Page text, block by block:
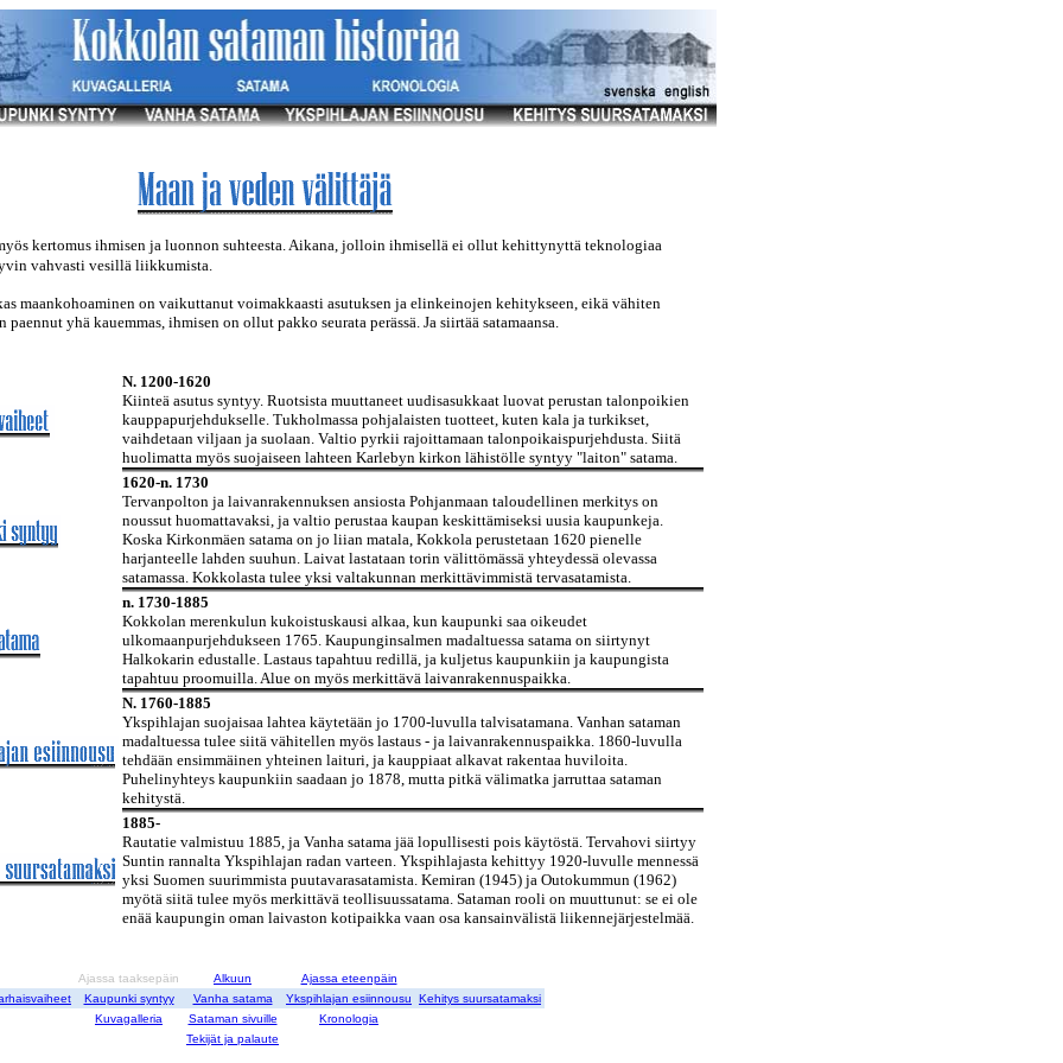
kertomus ihmisen ja luonnon suhteesta. Aikana, jolloin ihmisellä ei ollut kehittynyttä teknologiaa
vahvasti vesillä liikkumista.
maankohoaminen on vaikuttanut voimakkaasti asutuksen ja elinkeinojen kehitykseen, eikä vähiten
yhä kauemmas, ihmisen on ollut pakko seurata perässä. Ja siirtää satamaansa.
N. 1200-1620
Kiinteä asutus syntyy. Ruotsista muuttaneet uudisasukkaat luovat perustan talonpoikien
kauppapurjehdukselle. Tukholmassa pohjalaisten tuotteet, kuten kala ja turkikset,
vaihdetaan viljaan ja suolaan. Valtio pyrkii rajoittamaan talonpoikaispurjehdusta. Siitä
huolimatta myös suojaiseen lahteen Karlebyn kirkon lähistölle syntyy "laiton" satama.
1620-n. 1730
Tervanpolton ja laivanrakennuksen ansiosta Pohjanmaan taloudellinen merkitys on
noussut huomattavaksi, ja valtio perustaa kaupan keskittämiseksi uusia kaupunkeja.
Koska Kirkonmäen satama on jo liian matala, Kokkola perustetaan 1620 pienelle
harjanteelle lahden suuhun. Laivat lastataan torin välittömässä yhteydessä olevassa
satamassa. Kokkolasta tulee yksi valtakunnan merkittävimmistä tervasatamista.
n. 1730-1885
Kokkolan merenkulun kukoistuskausi alkaa, kun kaupunki saa oikeudet
ulkomaanpurjehdukseen 1765. Kaupunginsalmen madaltuessa satama on siirtynyt
Halkokarin edustalle. Lastaus tapahtuu redillä, ja kuljetus kaupunkiin ja kaupungista
tapahtuu proomuilla. Alue on myös merkittävä laivanrakennuspaikka.
N. 1760-1885
Ykspihlajan suojaisaa lahtea käytetään jo 1700-luvulla talvisatamana. Vanhan sataman
madaltuessa tulee siitä vähitellen myös lastaus - ja laivanrakennuspaikka. 1860-luvulla
tehdään ensimmäinen yhteinen laituri, ja kauppiaat alkavat rakentaa huviloita.
Puhelinyhteys kaupunkiin saadaan jo 1878, mutta pitkä välimatka jarruttaa sataman
kehitystä.
1885-
Rautatie valmistuu 1885, ja Vanha satama jää lopullisesti pois käytöstä. Tervahovi siirtyy
Suntin rannalta Ykspihlajan radan varteen. Ykspihlajasta kehittyy 1920-luvulle mennessä
yksi Suomen suurimmista puutavarasatamista. Kemiran (1945) ja Outokummun (1962)
myötä siitä tulee myös merkittävä teollisuussatama. Sataman rooli on muuttunut: se ei ole
enää kaupungin oman laivaston kotipaikka vaan osa kansainvälistä liikennejärjestelmää.
Ajassa taaksepäin Alkuun
Ajassa eteenpäin
Kaupunki syntyy Vanha satama Ykspihlajan esiinnousu
Kehitys suursatamaksi
Kuvagalleria
Sataman sivuille
Kronologia
Tekijät ja palaute